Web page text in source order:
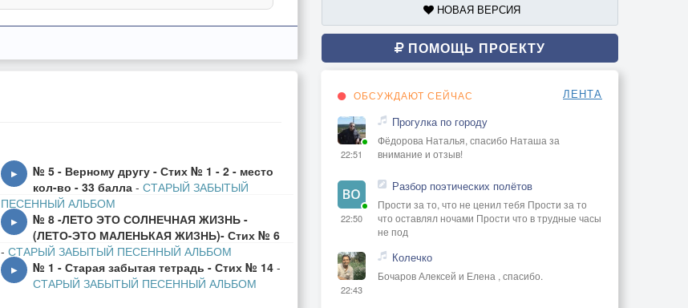
▶
№ 5 - Верному другу - Стих № 1 - 2 - место
кол-во - 33 балла - СТАРЫЙ ЗАБЫТЫЙ
ПЕСЕННЫЙ АЛЬБОМ
▶
№ 8 -ЛЕТО ЭТО СОЛНЕЧНАЯ ЖИЗНЬ -
(ЛЕТО-ЭТО МАЛЕНЬКАЯ ЖИЗНЬ)- Стих № 6
- СТАРЫЙ ЗАБЫТЫЙ ПЕСЕННЫЙ АЛЬБОМ
▶ № 1 - Старая забытая тетрадь - Стих № 14 -
СТАРЫЙ ЗАБЫТЫЙ ПЕСЕННЫЙ АЛЬБОМ
НОВАЯ ВЕРСИЯ
ПОМОЩЬ ПРОЕКТУ
ОБСУЖДАЮТ СЕЙЧАС ЛЕНТА
22:51
Прогулка по городу
Фёдорова Наталья, спасибо Наташа за
внимание и отзыв!
22:50
Разбор поэтических полётов
Прости за то, что не ценил тебя Прости за то
что оставлял ночами Прости что в трудные часы
не под
22:43
Колечко
Бочаров Алексей и Елена , спасибо.